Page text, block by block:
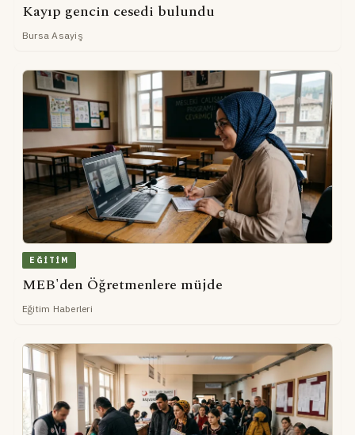
Kayıp gencin cesedi bulundu
Bursa Asayiş
EĞITIM
MEB'den Öğretmenlere müjde
Eğitim Haberleri